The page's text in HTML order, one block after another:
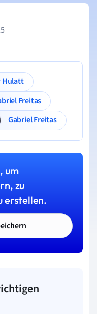
Lily Hulatt
Freitas
Gabriel Freitas
um
zu
erstellen.